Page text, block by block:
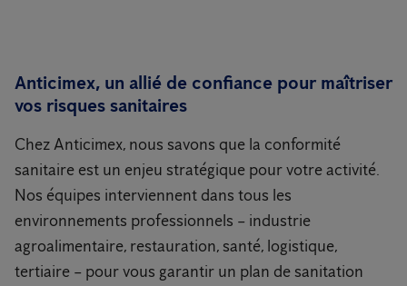
Anticimex, un allié de confiance pour maîtriser
vos risques sanitaires
Chez Anticimex, nous savons que la conformité
sanitaire est un enjeu stratégique pour votre activité.
Nos équipes interviennent dans tous les
environnements professionnels – industrie
agroalimentaire, restauration, santé, logistique,
tertiaire – pour vous garantir un plan de sanitation